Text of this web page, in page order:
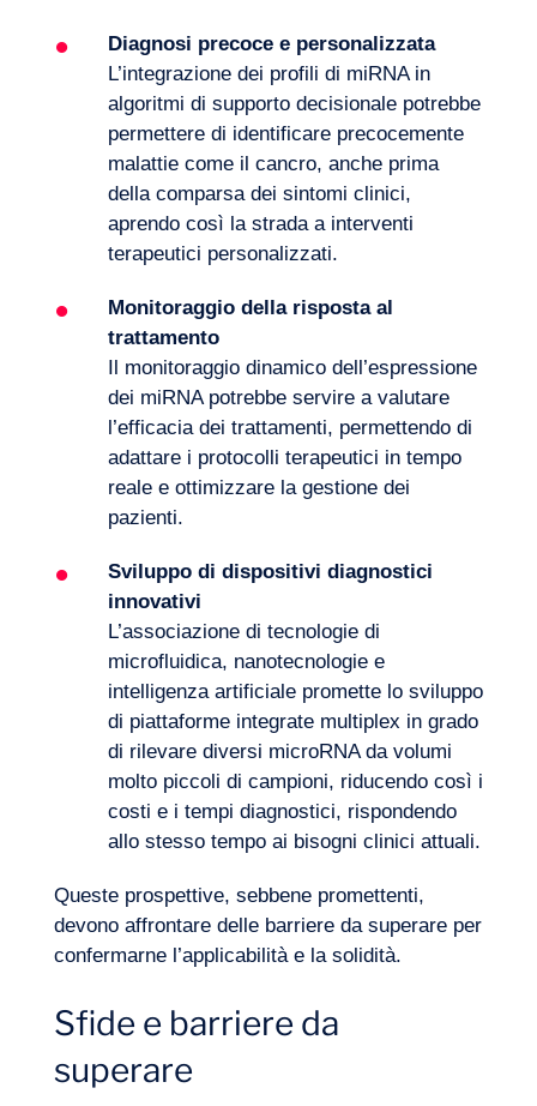
Contattateci
Diagnosi precoce e personalizzata
L’integrazione dei profili di miRNA in
algoritmi di supporto decisionale potrebbe
permettere di identificare precocemente
malattie come il cancro, anche prima
della comparsa dei sintomi clinici,
aprendo così la strada a interventi
terapeutici personalizzati.
Monitoraggio della risposta al
trattamento
Il monitoraggio dinamico dell’espressione
dei miRNA potrebbe servire a valutare
l’efficacia dei trattamenti, permettendo di
adattare i protocolli terapeutici in tempo
reale e ottimizzare la gestione dei
pazienti.
Sviluppo di dispositivi diagnostici
innovativi
L’associazione di tecnologie di
microfluidica, nanotecnologie e
intelligenza artificialepromette lo sviluppo
di piattaforme integrate multiplex in grado
di rilevare diversi microRNA da volumi
molto piccoli di campioni, riducendo così i
costi e i tempi diagnostici, rispondendo
allo stesso tempo ai bisogni clinici attuali.
Queste prospettive, sebbene promettenti,
devono affrontare delle barriere da superare per
confermarne l’applicabilità e la solidità.
Sfide e barriere da
superare